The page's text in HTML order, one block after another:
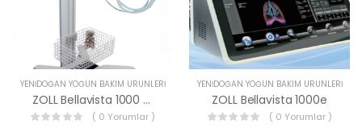
YENIDOĞAN YOĞUN BAKIM ÜRÜNLERI
ZOLL Bellavista 1000 Neo
( 0 Yorumlar )
YENIDOĞAN YOĞUN BAKIM ÜRÜNLERI
ZOLL Bellavista 1000e
( 0 Yorumlar )